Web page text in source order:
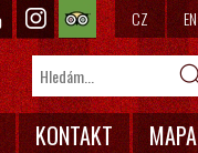
KONTAKT MAPA
CZ EN